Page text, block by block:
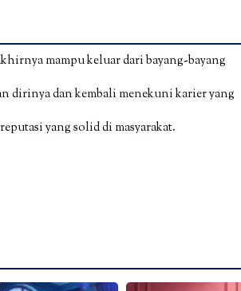
mampu keluar dari bayang-bayang
dirinya dan kembali menekuni karier yang
yang solid di masyarakat.